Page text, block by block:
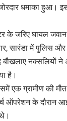
धमाका हुआ।
जरिए घायल जवान
सारंडा में पुलिस
नक्सलियों
है।
एक ग्रामीण की
ऑपरेशन के दौरान